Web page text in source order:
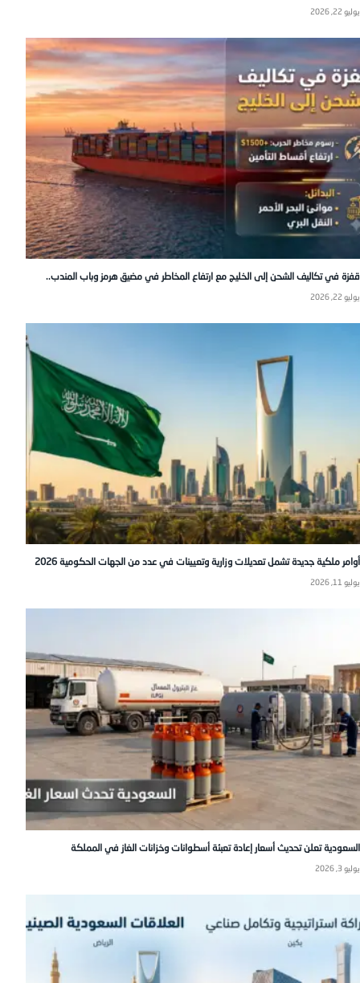
يوليو 22, 2026
قفزة في تكاليف الشحن إلى الخليج مع ارتفاع المخاطر في مضيق هرمز وباب المندب..
يوليو 22, 2026
أوامر ملكية جديدة تشمل تعديلات وزارية وتعيينات في عدد من الجهات الحكومية 2026
يوليو 11, 2026
السعودية تعلن تحديث أسعار إعادة تعبئة أسطوانات وخزانات الغاز في المملكة
يوليو 3, 2026